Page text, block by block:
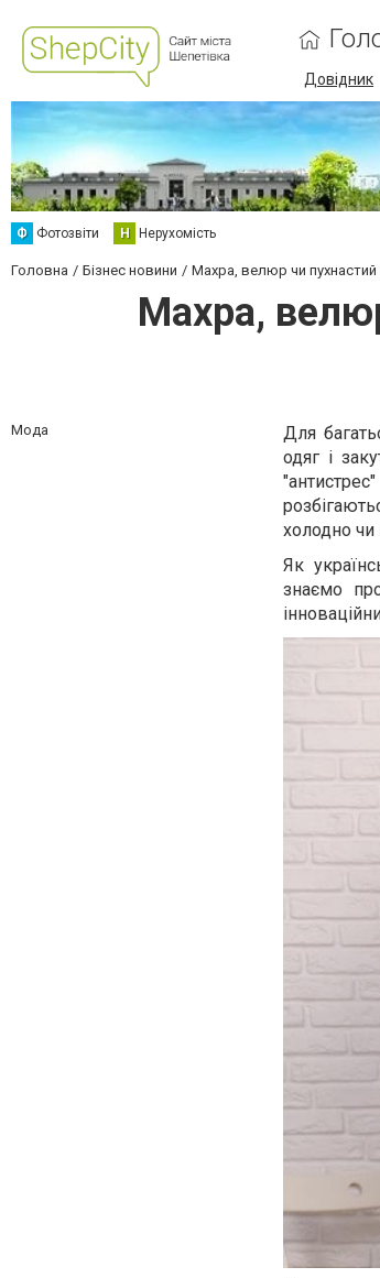
Довідник
Ф Фотозвіти Н Нерухомість
Головна Бізнес новини Махра, велюр чи
Махра,
Мода
Для
одяг і
холодно чи
Як
знаємо